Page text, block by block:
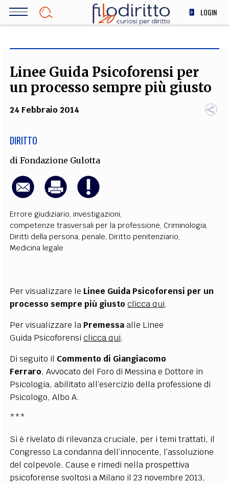
Salta
LOGIN
SOCIETÀ
MEDICINA
SCIENZA
FILODIRITTO REDAZIONE COMITATO SCIENTIFICO
FOTOGRAFI PARTNER COLLABORA CON NOI
EXTRA
SOCIAL MEDIA
Linee Guida Psicoforensi per
un processo sempre più giusto
24 Febbraio 2014
DIRITTO
diFondazione Gulotta
Errore giudiziario, investigazioni,
competenze trasversali per la professione, Criminologia,
Diritti della persona, penale, Diritto penitenziario,
Medicina legale
Per visualizzare le Linee Guida Psicoforensiper un
processo sempre più giustoclicca qui.
Per visualizzare la Premessaalle Linee
Guida Psicoforensiclicca qui.
Di seguito il Commento di Giangiacomo
Ferraro, Avvocato del Foro di Messina e Dottore in
Psicologia, abilitato all’esercizio della professione di
Psicologo, Albo A.
***
Si è rivelato di rilevanza cruciale, per i temi trattati, il
Congresso La condanna dell’innocente, l’assoluzione
del colpevole. Cause e rimedi nella prospettiva
psicoforense svoltosi a Milano il 23 novembre 2013,